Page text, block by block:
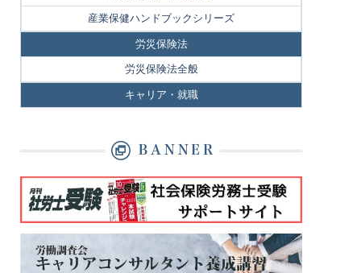
産業保健ハンドブックシリーズ
労災保険法
労災保険法全般
キャリア・就職